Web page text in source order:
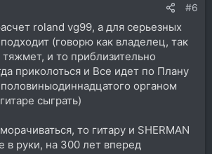
#6
roland vg99, а для серьезных
(говорю как владелец, так
и то приблизительно
приколоться и Все идет по Плану
органом
сыграть)
то гитару и SHERMAN
в руки, на 300 лет вперед